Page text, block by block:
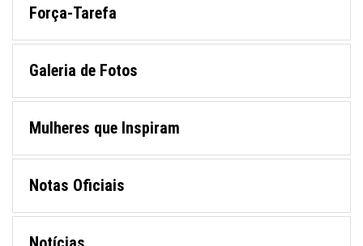
Força-Tarefa
Galeria de Fotos
Mulheres que Inspiram
Notas Oficiais